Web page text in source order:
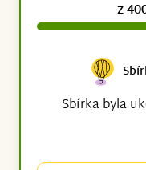
z
Sbírka byla